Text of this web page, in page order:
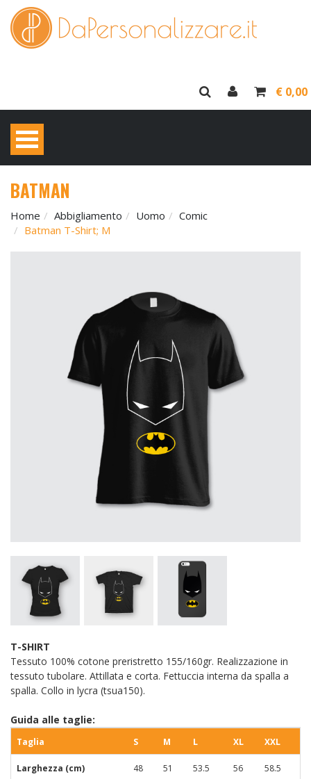
€ 0,00
BATMAN
Home Abbigliamento Uomo
Comic
Batman T-Shirt; M
T-SHIRT
Tessuto 100% cotone preristretto 155/160gr. Realizzazione in
tessuto tubolare. Attillata e corta. Fettuccia interna da spalla a
spalla. Collo in lycra (tsua150).
Guida alle taglie:
Taglia S M L XL XXL
Larghezza (cm) 48 51 53.5 56 58.5